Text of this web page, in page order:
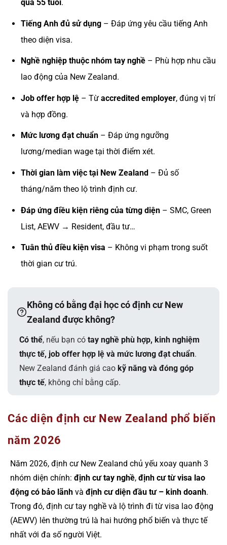
quá 55 tuổi.
Tiếng Anh đủ sử dụng– Đáp ứng yêu cầu tiếng Anh
theo diện visa.
Nghề nghiệp thuộc nhóm tay nghề– Phù hợp nhu cầu
lao động của New Zealand.
Job offer hợp lệ– Từ accredited employer, đúng vị trí
và hợp đồng.
Mức lương đạt chuẩn– Đáp ứng ngưỡng
lương/median wage tại thời điểm xét.
Thời gian làm việc tại New Zealand– Đủ số
tháng/năm theo lộ trình định cư.
Đáp ứng điều kiện riêng của từng diện– SMC, Green
List, AEWV → Resident, đầu tư…
Tuân thủ điều kiện visa – Không vi phạm trong suốt
thời gian cư trú.
Không có bằng đại học có định cư New
Zealand được không?
Có thể, nếu bạn có tay nghề phù hợp, kinh nghiệm
thực tế, job offer hợp lệ và mức lương đạt chuẩn.
New Zealand đánh giá cao kỹ năng và đóng góp
thực tế, không chỉ bằng cấp.
Các diện định cư New Zealand phổ biến
năm 2026
Năm 2026, định cư New Zealand chủ yếu xoay quanh 3
nhóm diện chính: định cư tay nghề, định cư từ visa lao
động có bảo lãnh và định cư diện đầu tư – kinh doanh.
Trong đó, định cư tay nghề và lộ trình đi từ visa lao động
(AEWV) lên thường trú là hai hướng phổ biến và thực tế
nhất với đa số người Việt.